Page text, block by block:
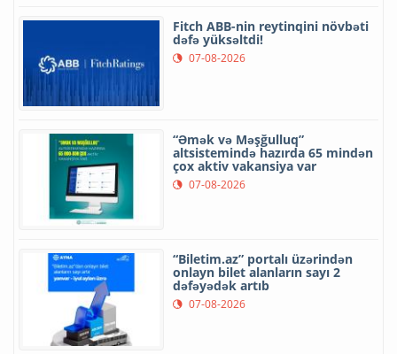
Fitch ABB-nin reytinqini növbəti
dəfə yüksəltdi!
07-08-2026
“Əmək və Məşğulluq”
altsistemində hazırda 65 mindən
çox aktiv vakansiya var
07-08-2026
“Biletim.az” portalı üzərindən
onlayn bilet alanların sayı 2
dəfəyədək artıb
07-08-2026